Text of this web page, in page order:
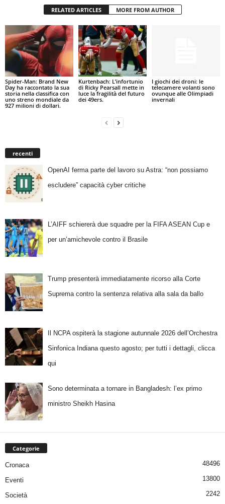
RELATED ARTICLES MORE FROM AUTHOR
Spider-Man: Brand New
Day ha raccontato la sua
storia nella classifica con
uno streno mondiale da
927 milioni di dollari.
Kurtenbach: L’infortunio
di Ricky Pearsall mette in
luce la fragilità del futuro
dei 49ers.
I giochi dei droni: le
telecamere volanti sono
ovunque alle Olimpiadi
invernali
recenti
OpenAI ferma parte del lavoro su Astra: “non possiamo
escludere” capacità cyber critiche
L’AIFF schiererà due squadre per la FIFA ASEAN Cup e
per un’amichevole contro il Brasile
Trump presenterà immediatamente ricorso alla Corte
Suprema contro la sentenza relativa alla sala da ballo
Il NCPA ospiterà la stagione autunnale 2026 dell’Orchestra
Sinfonica Indiana questo agosto; per tutti i dettagli, clicca
qui
Sono determinata a tornare in Bangladesh: l’ex primo
ministro Sheikh Hasina
Categorie
Cronaca 48496
Eventi 13800
Società 2242